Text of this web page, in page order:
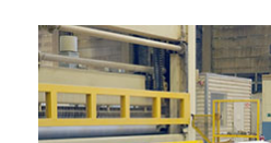
ДЕРЕВЯННОЕ ДОМОСТРОЕНИЕ
ПРОИЗВОДСТВО МЕБЕЛИ
БИОЭНЕРГЕТИКА
ОФИЦИАЛЬНЫЕ ДЕЛЕГАЦИИ
ПРИОРИТЕТНЫЕ
RUSSIAN FORESTRY REVIEW